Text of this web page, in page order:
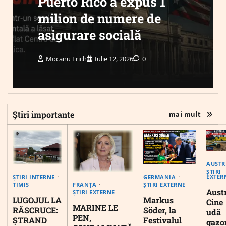
milion de numere de
asigurare socială
Mocanu Erich Iulie 12, 2026 0
Știri importante mai mult
ȘTIRI INTERNE
TIMIS
LUGOJUL LA
RĂSCRUCE:
ȘTRAND
FRANȚA
ȘTIRI EXTERNE
MARINE LE
PEN,
GERMANIA
ȘTIRI EXTERNE
Markus
Söder, la
Festivalul
ȘTIRI
Cine
udă